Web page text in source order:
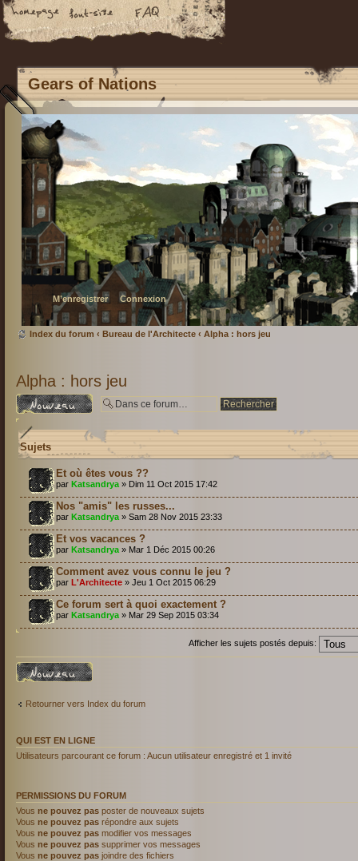
Gears of Nations
M’enregistrer Connexion
Index du forum ‹ Bureau de l'Architecte ‹ Alpha : hors jeu
Alpha : hors jeu
Écrire un nouveau
sujet
Sujets
Et où êtes vous ??
par Katsandrya » Dim 11 Oct 2015 17:42
Nos "amis" les russes...
par Katsandrya » Sam 28 Nov 2015 23:33
Et vos vacances ?
par Katsandrya » Mar 1 Déc 2015 00:26
Comment avez vous connu le jeu ?
par L'Architecte » Jeu 1 Oct 2015 06:29
Ce forum sert à quoi exactement ?
par Katsandrya » Mar 29 Sep 2015 03:34
Afficher les sujets postés depuis:
Écrire un nouveau
sujet
Retourner vers Index du forum
QUI EST EN LIGNE
Utilisateurs parcourant ce forum : Aucun utilisateur enregistré et 1 invité
PERMISSIONS DU FORUM
Vous ne pouvez pas poster de nouveaux sujets
Vous ne pouvez pas répondre aux sujets
Vous ne pouvez pas modifier vos messages
Vous ne pouvez pas supprimer vos messages
Vous ne pouvez pas joindre des fichiers